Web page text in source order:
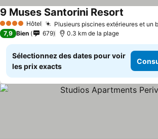
4 Étoiles Hôtel Plusieurs piscines extérieures et un
9 Muses Santorini Resort
7,9 Bien 679 0.3 km de la plage
Sélectionnez des dates pour voir
les prix exacts